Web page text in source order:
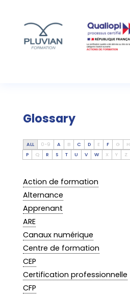
Glossary
ALL 0-9 A B C D E F G H
P
Q R S T U V W X Y Z
Action de formation
Alternance
Apprenant
ARE
Canaux numérique
Centre de formation
CEP
Certification professionnelle
CFP